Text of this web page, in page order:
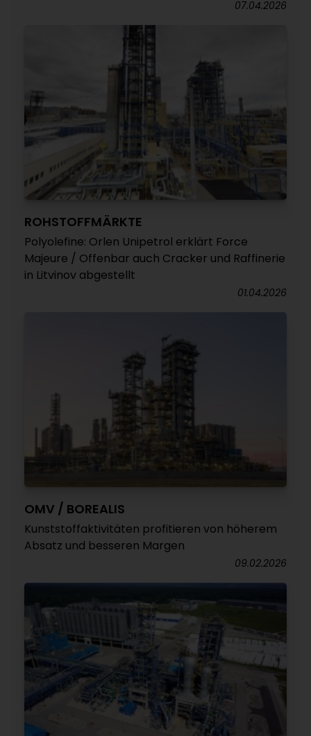
07.04.2026
ROHSTOFFMÄRKTE
Polyolefine: Orlen Unipetrol erklärt Force
Majeure / Offenbar auch Cracker und Raffinerie
in Litvinov abgestellt
01.04.2026
OMV / BOREALIS
Kunststoffaktivitäten profitieren von höherem
Absatz und besseren Margen
09.02.2026